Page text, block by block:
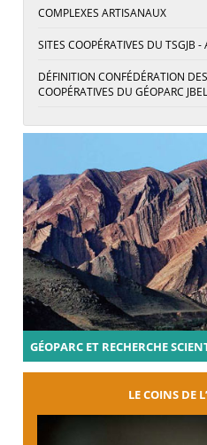
COMPLEXES ARTISANAUX
SITES COOPÉRATIVES DU TSGJB -
DÉFINITION CONFÉDÉRATION
COOPÉRATIVES DU GÉOPARC
GÉOPARC ET RECHERCHE
LE COINS DE